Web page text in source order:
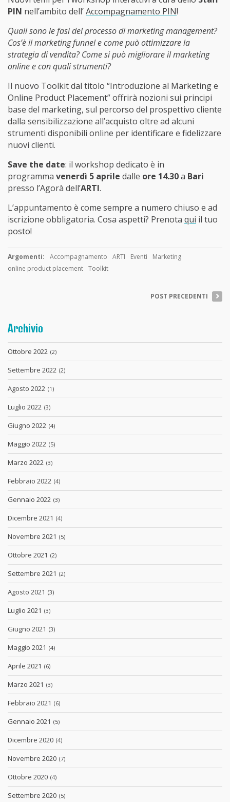
PIN nell’ambito dell’Accompagnamento PIN!
Quali sono le fasi del processo di marketing management?
Cos’è il marketing funnel e come può ottimizzare la
strategia di vendita? Come si può migliorare il marketing
online e con quali strumenti?
Il nuovo Toolkit dal titolo “Introduzione al Marketing e
Online Product Placement” offrirà nozioni sui principi
base del marketing, sul percorso del prospettivo cliente
dalla sensibilizzazione all’acquisto oltre ad alcuni
strumenti disponibili online per identificare e fidelizzare
nuovi clienti.
Save the date: il workshop dedicato è in
programma venerdì 5 aprile dalle ore 14.30a Bari
presso l’Agorà dell’ARTI.
L’appuntamento è come sempre a numero chiuso e ad
iscrizione obbligatoria. Cosa aspetti? Prenota qui il tuo
posto!
Argomenti: Accompagnamento ARTI Eventi
Marketing
online product placement Toolkit
POST PRECEDENTI
Archivio
Ottobre 2022 (2)
Settembre 2022 (2)
Agosto 2022 (1)
Luglio 2022 (3)
Giugno 2022 (4)
Maggio 2022 (5)
Marzo 2022 (3)
Febbraio 2022 (4)
Gennaio 2022 (3)
Dicembre 2021 (4)
Novembre 2021 (5)
Ottobre 2021 (2)
Settembre 2021 (2)
Agosto 2021 (3)
Luglio 2021 (3)
Giugno 2021 (3)
Maggio 2021 (4)
Aprile 2021 (6)
Marzo 2021 (3)
Febbraio 2021 (6)
Gennaio 2021 (5)
Dicembre 2020 (4)
Novembre 2020 (7)
Ottobre 2020 (4)
Settembre 2020 (5)